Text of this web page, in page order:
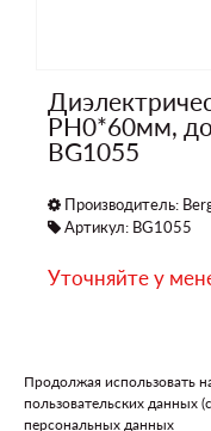
PH0*60мм,
BG1055
Производитель:
Артикул: BG1055
Уточняйте у
В каталог
Продолжая использовать
пользовательских данных
персональных данных